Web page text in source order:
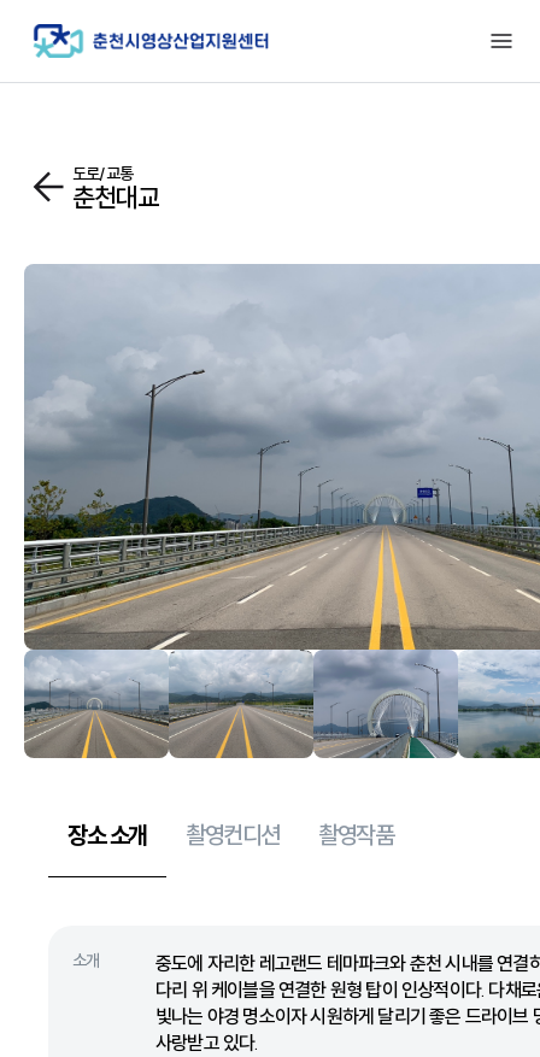
도로/교통
춘천대교
장소 소개 촬영컨디션 촬영작품
소개
중도에 자리한 레고랜드 테마파크와 춘천 시내를 연결
다리 위 케이블을 연결한 원형 탑이 인상적이다. 다채
빛나는 야경 명소이자 시원하게 달리기 좋은 드라이브
사랑받고 있다.